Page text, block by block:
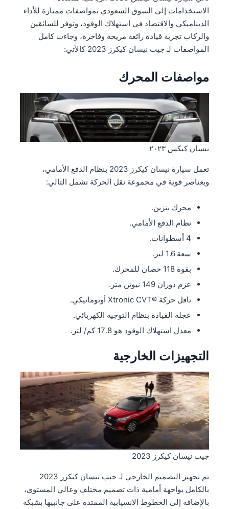
الاستخدامات إلى السوق السعودي بمواصفات ممتازة للأداء
الديناميكي والاقتصاد في استهلاك الوقود، وتوفر للسائقين
والركاب تجربة قيادة رائعة مريحة وفاخرة، وجاءت كامل
المواصفات لـ جيب نيسان كيكرز 2023 كالأتي:
مواصفات المحرك
نيسان كيكس ٢٠٢۳
تعمل سيارة نيسان كيكرز 2023 بنظام الدفع الأمامي،
وبعناصر قوية في مجموعة نقل الحركة تشمل التالي:
محرك بنزين.
نظام الدفع الأمامي.
4 أسطوانات.
سعة 1.6 لتر.
بقوة 118 حصان للمحرك.
عزم دوران 149 نيوتن متر.
ناقل حركة ®Xtronic CVT أوتوماتيكي.
عجلة القيادة بنظام التوجيه الكهربائي.
معدل استهلاك الوقود هو 17.8 كم/ لتر.
التجهيزات الخارجية
جيب نيسان كيكرز 2023
تم تجهيز التصميم الخارجي لـ جيب نيسان كيكرز 2023
بالكامل بواجهة أمامية ذات تصميم مختلف وعالي المستوى،
بالإضافة إلى الخطوط الانسيابية الممتدة على جانبيها بشبكة